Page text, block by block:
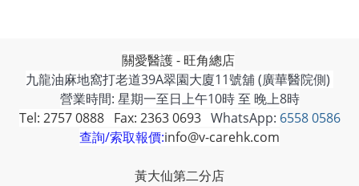
關愛醫護 - 旺角總店
九龍油麻地窩打老道39A翠園大廈11號舖 (廣華醫院側)
營業時間: 星期一至日上午10時 至 晚上8時
Tel: 2757 0888 Fax: 2363 0693WhatsApp: 6558 0586
查詢/索取報價:info@v-carehk.com
黃大仙第二分店